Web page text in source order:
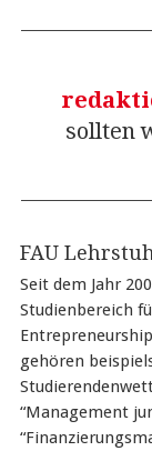
sollten
FAU
Seit dem Jahr
Studienbereich
gehören
“Management